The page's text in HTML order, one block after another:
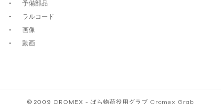
予備部品
ラルコード
画像
動画
© 2009 CROMEX - ばら物荷役用グラブ Cromex Grab